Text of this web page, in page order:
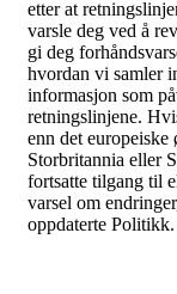
etter at
varsle deg ved å
gi deg
hvordan vi samler
informasjon som
retningslinjene.
enn det europeiske
Storbritannia eller
fortsatte tilgang til
varsel om
oppdaterte Politikk.